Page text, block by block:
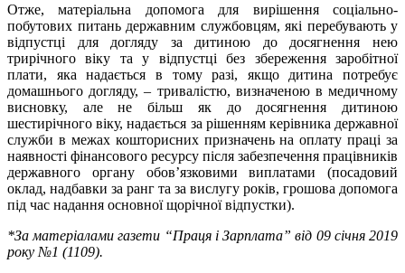
Отже, матеріальна допомога для вирішення соціально-
побутових питань державним службовцям, які перебувають у
відпустці для догляду за дитиною до досягнення нею
трирічного віку та у відпустці без збереження заробітної
плати, яка надається в тому разі, якщо дитина потребує
домашнього догляду, – тривалістю, визначеною в медичному
висновку, але не більш як до досягнення дитиною
шестирічного віку, надається за рішенням керівника державної
служби в межах кошторисних призначень на оплату праці за
наявності фінансового ресурсу після забезпечення працівників
державного органу обов’язковими виплатами (посадовий
оклад, надбавки за ранг та за вислугу років, грошова допомога
під час надання основної щорічної відпустки).
*За матеріалами газети “Праця і Зарплата” від 09 січня 2019
року №1 (1109).